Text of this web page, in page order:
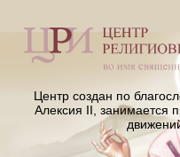
Центр создан по
Алексия II, занимается